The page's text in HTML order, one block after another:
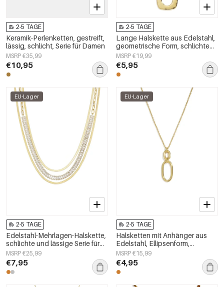
2-5 TAGE
Keramik-Perlenketten, gestreift,
lässig, schlicht, Serie für Damen
MSRP €35,99
€10,95
2-5 TAGE
Lange Halskette aus Edelstahl,
geometrische Form, schlichte
Alltags-Serie, Damenschmuck
MSRP €19,99
€5,95
EU-Lager
2-5 TAGE
Edelstahl-Mehrlagen-Halskette,
schlichte und lässige Serie für
Damen
MSRP €25,99
€7,95
EU-Lager
2-5 TAGE
Halsketten mit Anhänger aus
Edelstahl, Ellipsenform,
schlichte Serie
„Alltagsschmuck“,
Damenschmuck
MSRP €15,99
€4,95